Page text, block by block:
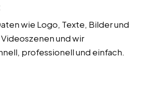
wie Logo, Texte, Bilder und
und wir
professionell und einfach.